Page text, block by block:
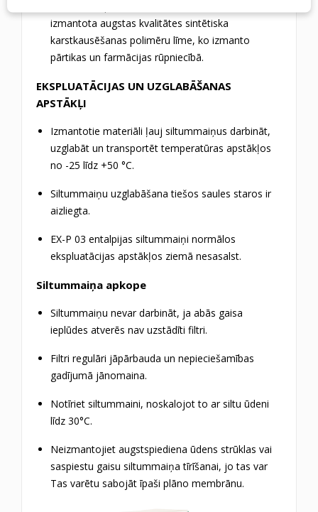
izmantota augstas kvalitātes sintētiska
karstkausēšanas polimēru līme, ko izmanto
pārtikas un farmācijas rūpniecībā.
EKSPLUATĀCIJAS UN UZGLABĀŠANAS
APSTĀKĻI
Izmantotie materiāli ļauj siltummaiņus darbināt,
uzglabāt un transportēt temperatūras apstākļos
no -25 līdz +50 °C.
Siltummaiņu uzglabāšana tiešos saules staros ir
aizliegta.
EX-P 03 entalpijas siltummaiņi normālos
ekspluatācijas apstākļos ziemā nesasalst.
Siltummaiņa apkope
Siltummaiņu nevar darbināt, ja abās gaisa
ieplūdes atverēs nav uzstādīti filtri.
Filtri regulāri jāpārbauda un nepieciešamības
gadījumā jānomaina.
Notīriet siltummaini, noskalojot to ar siltu ūdeni
līdz 30°C.
Neizmantojiet augstspiediena ūdens strūklas vai
saspiestu gaisu siltummaiņa tīrīšanai, jo tas var
Tas varētu sabojāt īpaši plāno membrānu.